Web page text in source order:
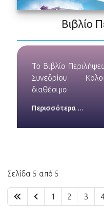
Βιβλίο
Το Βιβλίο
Συνεδρίου
διαθέσιμο
Περισσότερα …
Σελίδα 5 από 5
1 2 3